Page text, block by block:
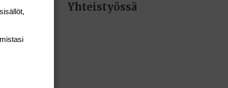
Yhteistyössä